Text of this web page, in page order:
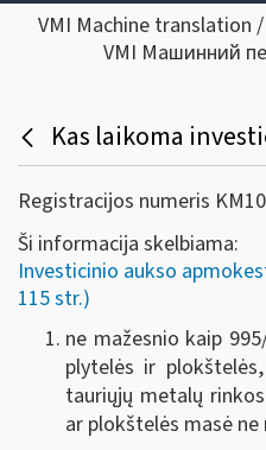
VMI Machine
VMI Машинний
Kas laikoma
Registracijos numeris
Ši informacija skelbiama:
Investicinio aukso
115 str.)
ne mažesnio kaip
plytelės ir
tauriųjų metalų
ar plokštelės masė